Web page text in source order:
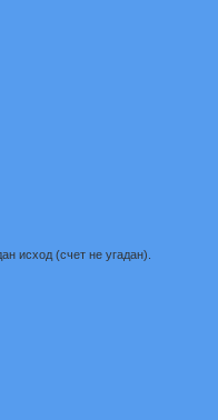
исход (счет не угадан).